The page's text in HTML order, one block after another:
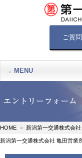
ご質
MENU
HOME 新潟第一交通株式会
新潟第一交通株式会社 亀田営業